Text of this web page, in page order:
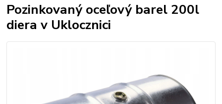
Pozinkovaný oceľový barel 200l
diera v Uklocznici